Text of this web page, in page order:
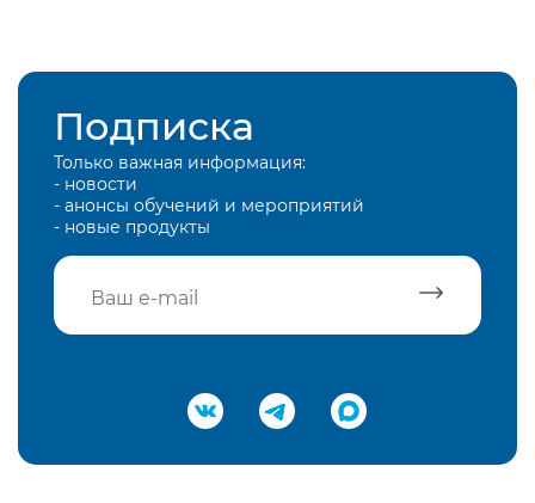
Подписка
Только важная информация:
- новости
- анонсы обучений и мероприятий
- новые продукты
Подтвердить e-mail